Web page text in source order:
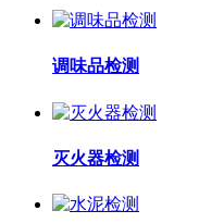
调味品检测
灭火器检测